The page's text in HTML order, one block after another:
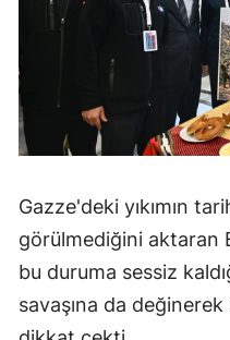
Gazze'deki yıkımın
görülmediğini aktaran
bu duruma sessiz
savaşına da